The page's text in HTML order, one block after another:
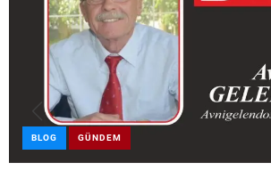
BLOG GÜNDEM